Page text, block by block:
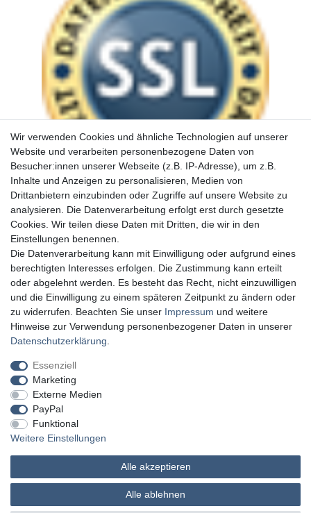
MATHES Werkzeuge und Maschinen
Wir verwenden Cookies und ähnliche Technologien auf unserer
Website und verarbeiten personenbezogene Daten von
Besucher:innen unserer Webseite (z.B. IP-Adresse), um z.B.
Inhalte und Anzeigen zu personalisieren, Medien von
Drittanbietern einzubinden oder Zugriffe auf unsere Website zu
analysieren. Die Datenverarbeitung erfolgt erst durch gesetzte
Cookies. Wir teilen diese Daten mit Dritten, die wir in den
Einstellungen benennen.
Die Datenverarbeitung kann mit Einwilligung oder aufgrund eines
berechtigten Interesses erfolgen. Die Zustimmung kann erteilt
oder abgelehnt werden. Es besteht das Recht, nicht einzuwilligen
und die Einwilligung zu einem späteren Zeitpunkt zu ändern oder
zu widerrufen. Beachten Sie unser Impressum und weitere
Hinweise zur Verwendung personenbezogener Daten in unserer
Daten­schutz­erklärung
Essenziell
Marketing
Externe Medien
PayPal
Funktional
Weitere Einstellungen
Alle akzeptieren
Alle ablehnen